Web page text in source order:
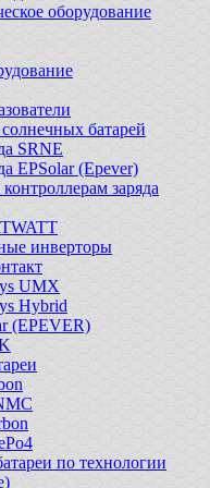
оборудование
батарей
SRNE
EPSolar (Epever)
заряда
инверторы
UMX
Hybrid
(EPEVER)
по технологии